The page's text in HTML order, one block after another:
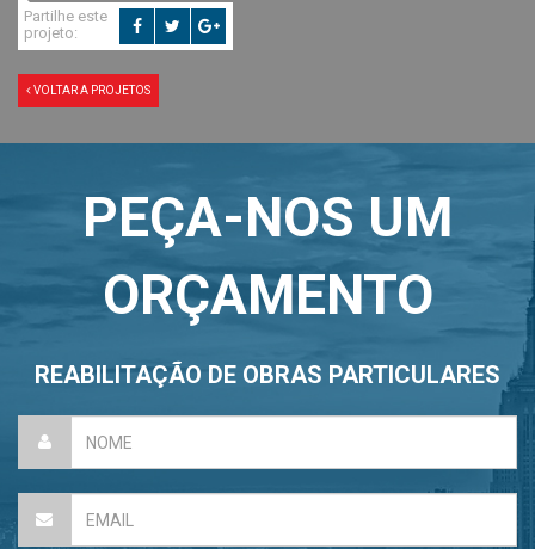
Partilhe este
projeto:
VOLTAR A PROJETOS
PEÇA-NOS UM
ORÇAMENTO
REABILITAÇÃO DE OBRAS PARTICULARES